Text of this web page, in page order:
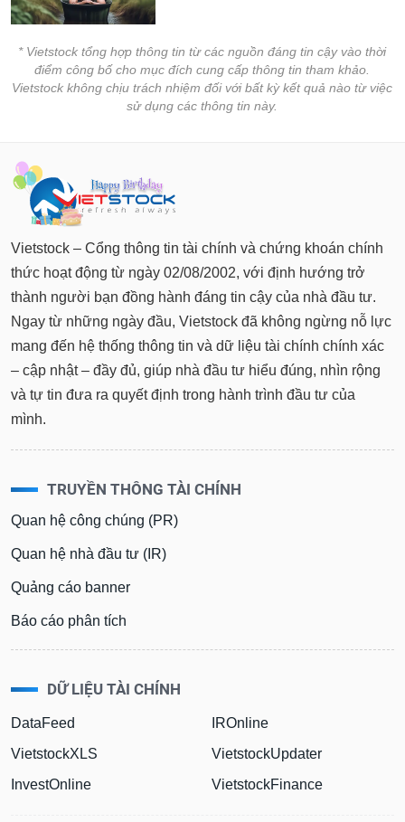
* Vietstock tổng hợp thông tin từ các nguồn đáng tin cậy vào thời
điểm công bố cho mục đích cung cấp thông tin tham khảo.
Vietstock không chịu trách nhiệm đối với bất kỳ kết quả nào từ việc
sử dụng các thông tin này.
Vietstock – Cổng thông tin tài chính và chứng khoán chính
thức hoạt động từ ngày 02/08/2002, với định hướng trở
thành người bạn đồng hành đáng tin cậy của nhà đầu tư.
Ngay từ những ngày đầu, Vietstock đã không ngừng nỗ lực
mang đến hệ thống thông tin và dữ liệu tài chính chính xác
– cập nhật – đầy đủ, giúp nhà đầu tư hiểu đúng, nhìn rộng
và tự tin đưa ra quyết định trong hành trình đầu tư của
mình.
TRUYỀN THÔNG TÀI CHÍNH
Quan hệ công chúng (PR)
Quan hệ nhà đầu tư (IR)
Quảng cáo banner
Báo cáo phân tích
DỮ LIỆU TÀI CHÍNH
DataFeed
VietstockXLS
InvestOnline
IROnline
VietstockUpdater
VietstockFinance